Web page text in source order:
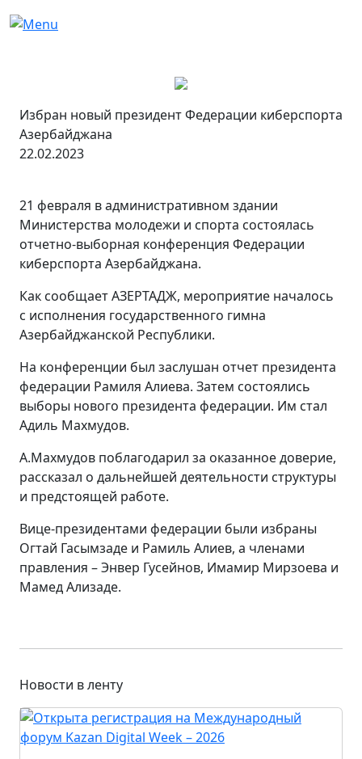
Избран новый президент Федерации киберспорта
Азербайджана
22.02.2023
21 февраля в административном здании
Министерства молодежи и спорта состоялась
отчетно-выборная конференция Федерации
киберспорта Азербайджана.
Как сообщает АЗЕРТАДЖ, мероприятие началось
с исполнения государственного гимна
Азербайджанской Республики.
На конференции был заслушан отчет президента
федерации Рамиля Алиева. Затем состоялись
выборы нового президента федерации. Им стал
Адиль Махмудов.
А.Махмудов поблагодарил за оказанное доверие,
рассказал о дальнейшей деятельности структуры
и предстоящей работе.
Вице-президентами федерации были избраны
Огтай Гасымзаде и Рамиль Алиев, а членами
правления – Энвер Гусейнов, Имамир Мирзоева и
Мамед Ализаде.
Новости в ленту